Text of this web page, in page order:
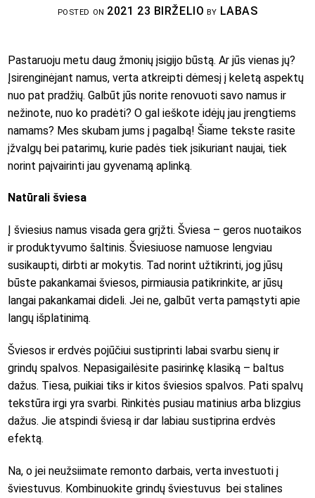
POSTED ON 2021 23 BIRŽELIO BY LABAS
Pastaruoju metu daug žmonių įsigijo būstą. Ar jūs vienas jų?
Įsirenginėjant namus, verta atkreipti dėmesį į keletą aspektų
nuo pat pradžių. Galbūt jūs norite renovuoti savo namus ir
nežinote, nuo ko pradėti? O gal ieškote idėjų jau įrengtiems
namams? Mes skubam jums į pagalbą! Šiame tekste rasite
įžvalgų bei patarimų, kurie padės tiek įsikuriant naujai, tiek
norint paįvairinti jau gyvenamą aplinką.
Natūrali šviesa
Į šviesius namus visada gera grįžti. Šviesa – geros nuotaikos
ir produktyvumo šaltinis. Šviesiuose namuose lengviau
susikaupti, dirbti ar mokytis. Tad norint užtikrinti, jog jūsų
būste pakankamai šviesos, pirmiausia patikrinkite, ar jūsų
langai pakankamai dideli. Jei ne, galbūt verta pamąstyti apie
langų išplatinimą.
Šviesos ir erdvės pojūčiui sustiprinti labai svarbu sienų ir
grindų spalvos. Nepasigailėsite pasirinkę klasiką – baltus
dažus. Tiesa, puikiai tiks ir kitos šviesios spalvos. Pati spalvų
tekstūra irgi yra svarbi. Rinkitės pusiau matinius arba blizgius
dažus. Jie atspindi šviesą ir dar labiau sustiprina erdvės
efektą.
Na, o jei neužsiimate remonto darbais, verta investuoti į
šviestuvus. Kombinuokite grindų šviestuvus bei stalines